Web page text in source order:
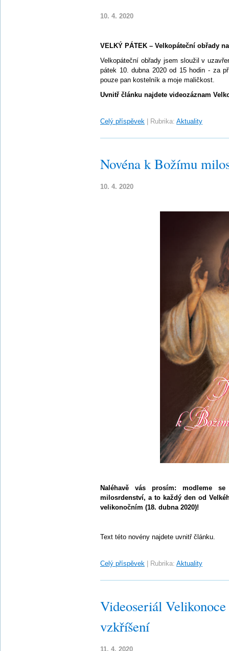
10. 4. 2020
VELKÝ PÁTEK – Velkopáteční obřady
Velkopáteční obřady jsem sloužil v
pátek 10. dubna 2020 od 15 hodin - za
pouze pan kostelník a moje maličkost.
Uvnitř článku najdete videozáznam
Celý příspěvek Rubrika: Aktuality
Novéna k Božímu
10. 4. 2020
Naléhavě vás prosím: modleme
milosrdenství, a to každý den od
velikonočním (18. dubna 2020)!
Text této novény najdete uvnitř článku.
Celý příspěvek Rubrika: Aktuality
Videoseriál
vzkříšení
11. 4. 2020